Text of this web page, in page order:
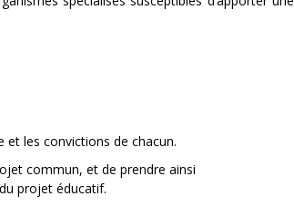
et les convictions de chacun.
commun, et de prendre ainsi
projet éducatif.